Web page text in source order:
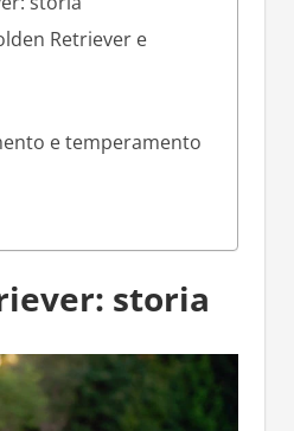
Retriever e
e temperamento
storia